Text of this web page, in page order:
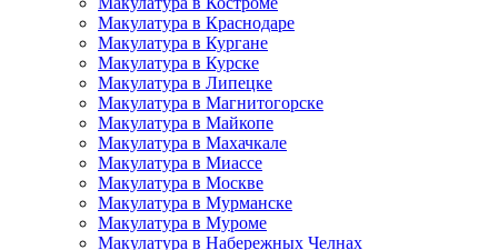
Макулатура в Краснодаре
Макулатура в Кургане
Макулатура в Курске
Макулатура в Липецке
Макулатура в Магнитогорске
Макулатура в Майкопе
Макулатура в Махачкале
Макулатура в Миассе
Макулатура в Москве
Макулатура в Мурманске
Макулатура в Муроме
Макулатура в Набережных Челнах